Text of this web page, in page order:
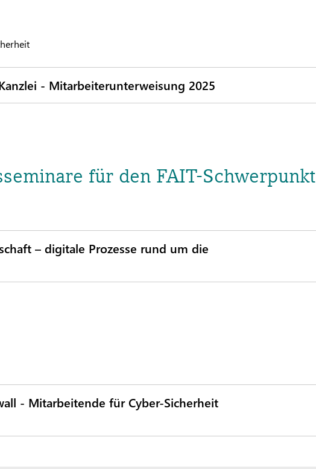
- Mitarbeiterunterweisung 2025
für den FAIT-Schwerpunkt
– digitale Prozesse rund um die
- Mitarbeitende für Cyber-Sicherheit